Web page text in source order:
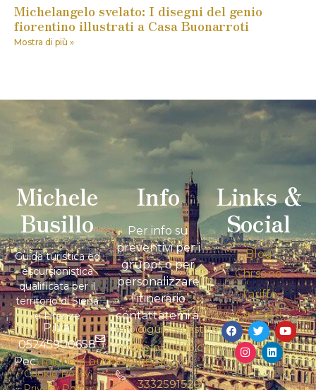
Michelangelo svelato: I disegni del genio
fiorentino illustrati a Casa Buonarroti
Mostra di più »
Michele
Busillo
Guida turistica ed
escursionistica
qualificata per il
territorio di Siena
e Firenze
P.Iva:
05245900658
Pec:michele.busillo@pec.it
Cookie Policy
Info
Per info su
preventivi per i
gruppi, o per
personalizzare
l’itinerario
contattatemi a:
info@guidaturistica-
michelebusillo.com
+39
3332591526
Links &
Social
Blog
Chi sono
Tariffe
Contatti